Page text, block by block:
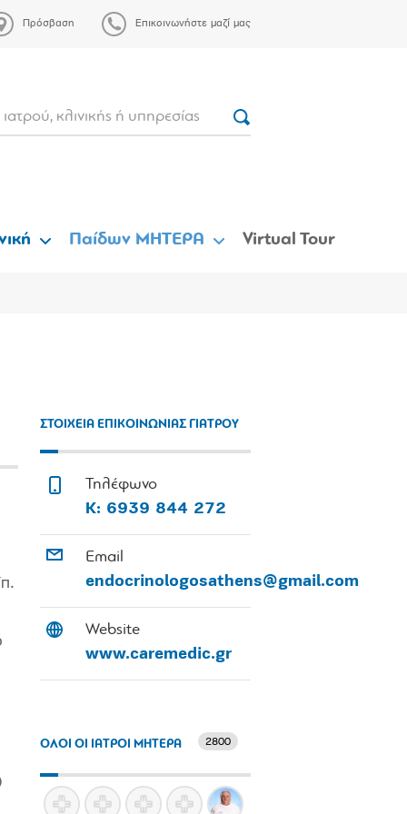
Πρόσβαση Επικοινωνήστε μαζί μας
Παίδων ΜΗΤΕΡΑ Virtual Tour
ΣΤΟΙΧΕΙΑ ΕΠΙΚΟΙΝΩΝΙΑΣ ΓΙΑΤΡΟΥ
Τηλέφωνο
Κ: 6939 844 272
Email
endocrinologosathens@gmail.com
Website
www.caremedic.gr
ΟΛΟΙ ΟΙ ΙΑΤΡΟΙ ΜΗΤΕΡΑ 2800